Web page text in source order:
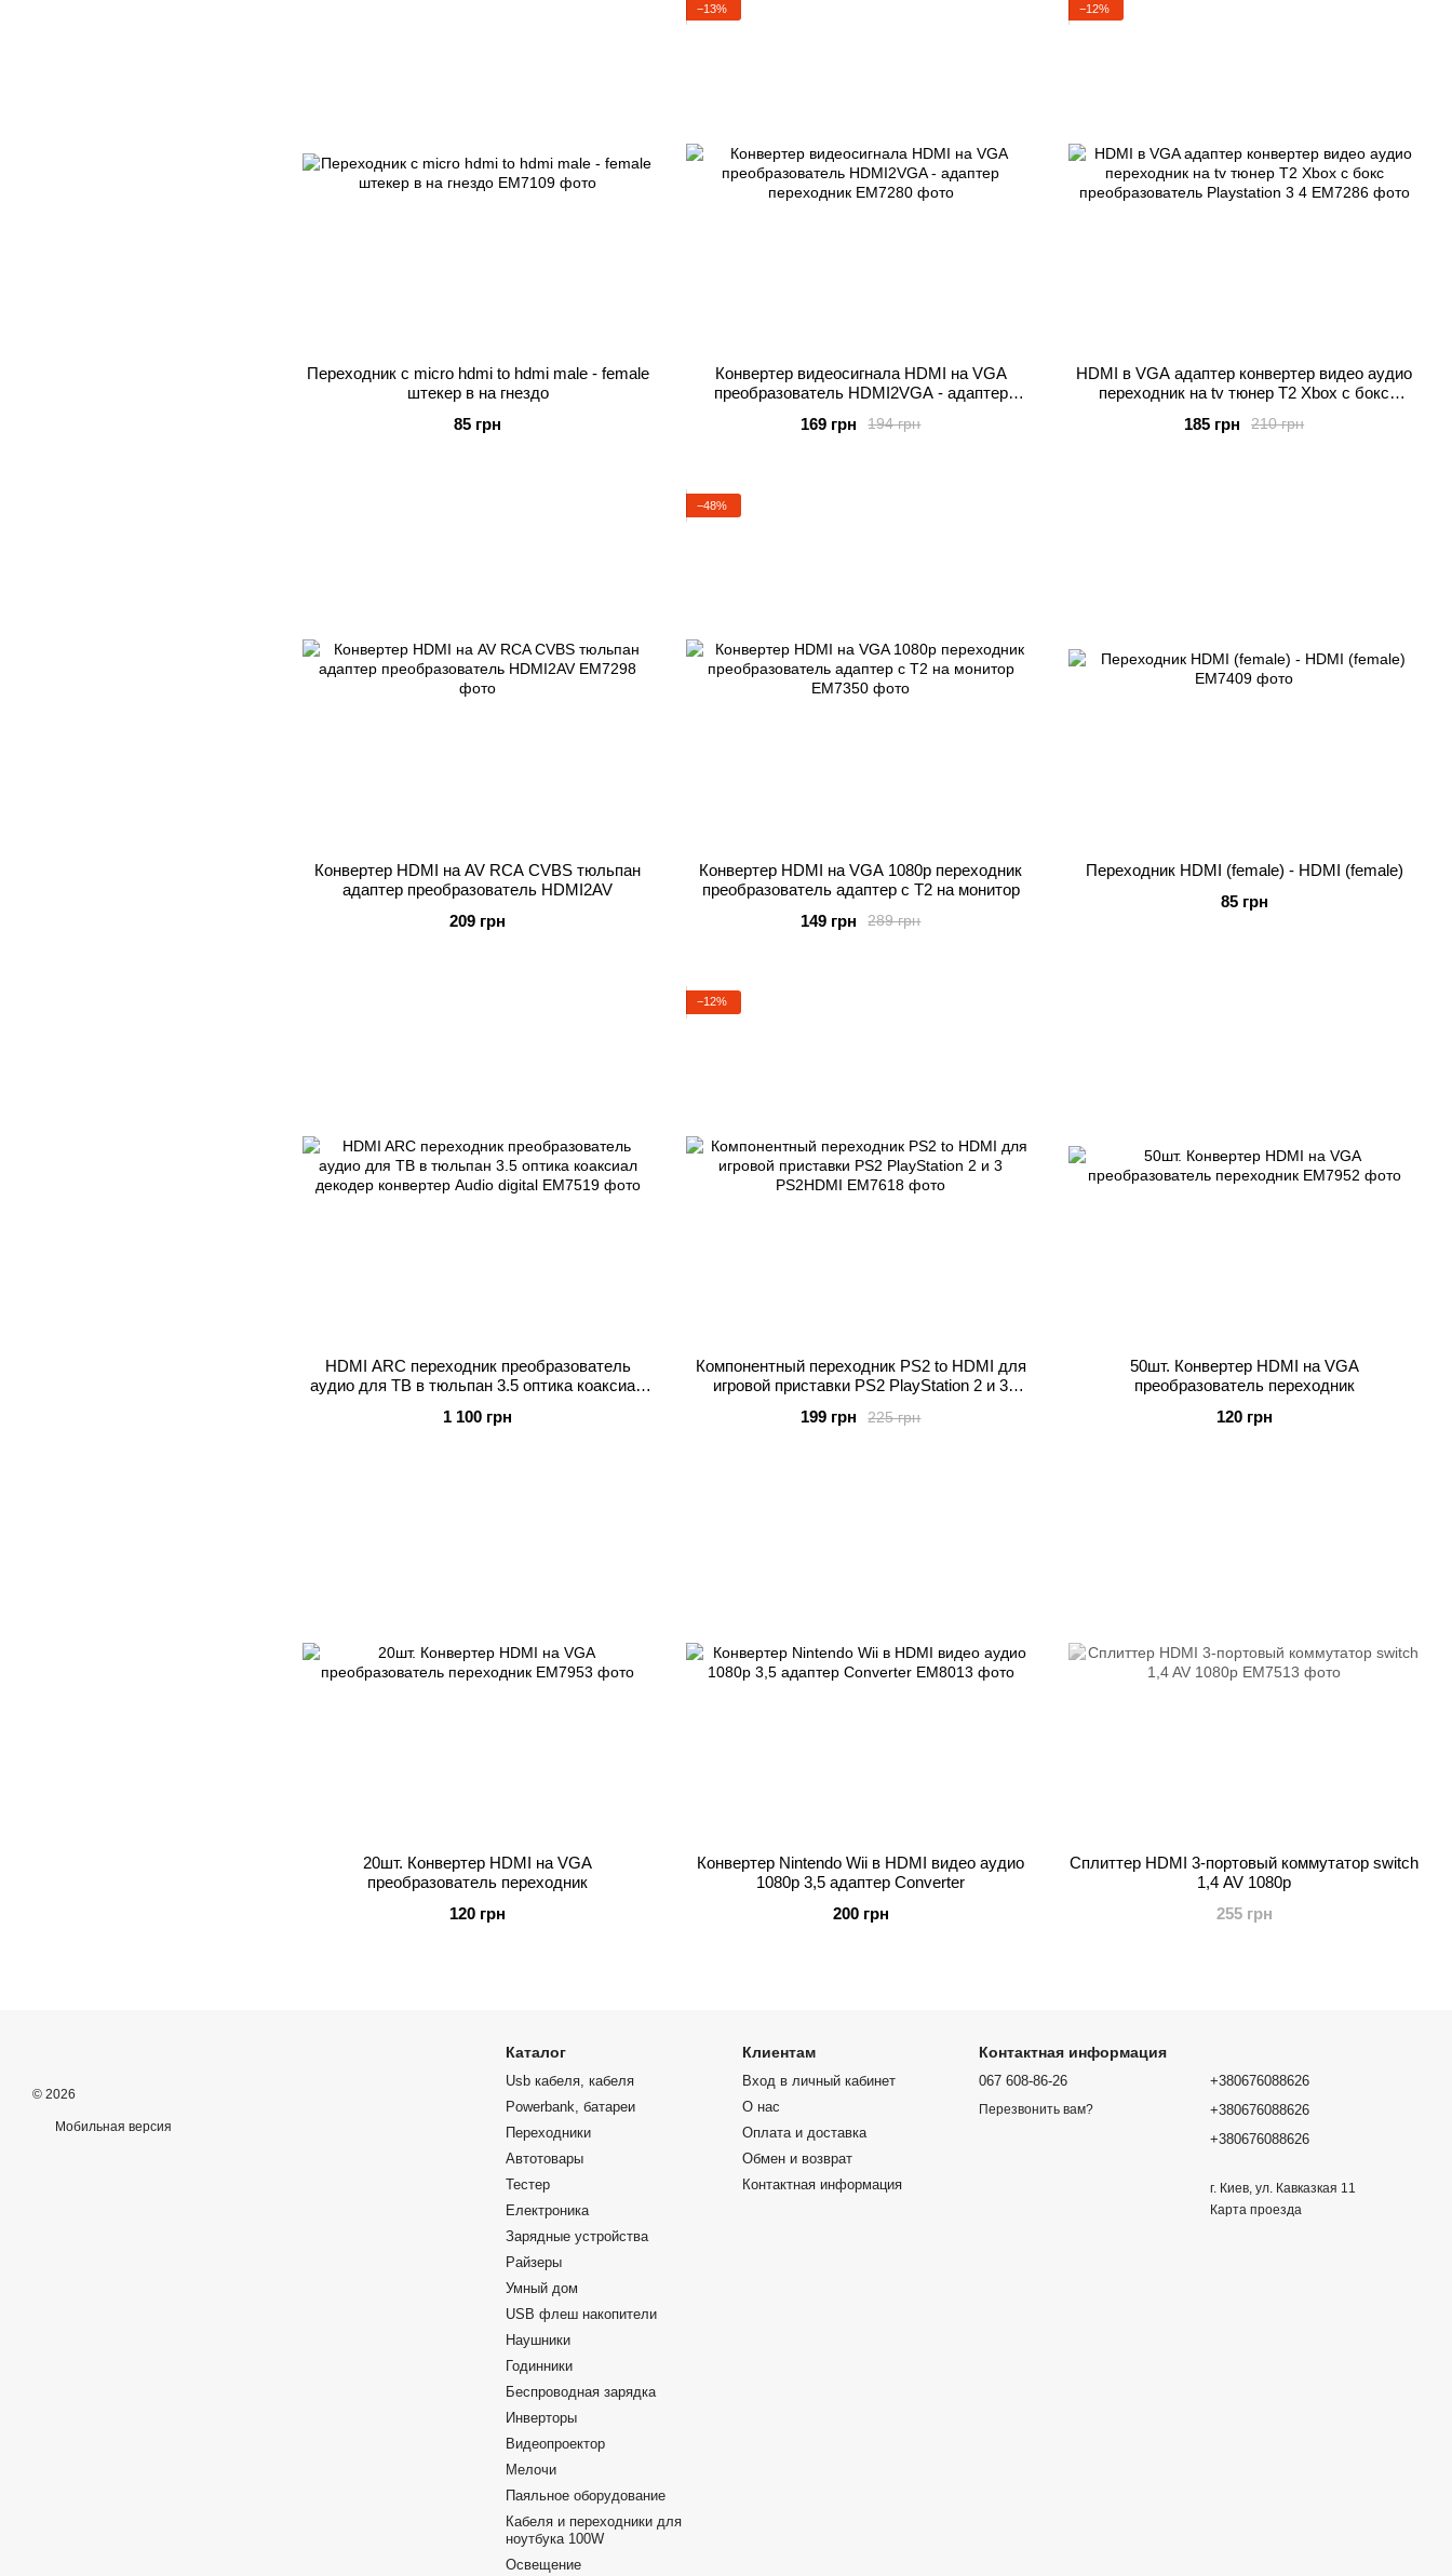
Переходник с micro hdmi to hdmi male - female
штекер в на гнездо
85 грн
−13%
Конвертер видеосигнала HDMI на VGA
преобразователь HDMI2VGA - адаптер
194 грн
169 грн
−12%
HDMI в VGA адаптер конвертер видео аудио
переходник на tv тюнер T2 Xbox с бокс
210 грн
185 грн
Конвертер HDMI на AV RCA CVBS тюльпан
адаптер преобразователь HDMI2AV
209 грн
−48%
Конвертер HDMI на VGA 1080р переходник
преобразователь адаптер с Т2 на монитор
289 грн
149 грн
Переходник HDMI (female) - HDMI (female)
85 грн
HDMI ARC переходник преобразователь
аудио для ТВ в тюльпан 3.5 оптика коаксиал
1 100 грн
−12%
Компонентный переходник PS2 to HDMI для
игровой приставки PS2 PlayStation 2 и 3
225 грн
199 грн
50шт. Конвертер HDMI на VGA
преобразователь переходник
120 грн
20шт. Конвертер HDMI на VGA
преобразователь переходник
120 грн
Конвертер Nintendo Wii в HDMI видео аудио
1080p 3,5 адаптер Converter
200 грн
Сплиттер HDMI 3-портовый коммутатор switch
1,4 AV 1080p
255 грн
© 2026
Мобильная версия
Каталог
Usb кабеля, кабеля
Powerbank, батареи
Переходники
Автотовары
Тестер
Електроника
Зарядные устройства
Райзеры
Умный дом
USB флеш накопители
Наушники
Годинники
Беспроводная зарядка
Инверторы
Видеопроектор
Мелочи
Паяльное оборудование
Кабеля и переходники для
ноутбука 100W
Освещение
Клиентам
Вход в личный кабинет
О нас
Оплата и доставка
Обмен и возврат
Контактная информация
Контактная информация
067 608-86-26
Перезвонить вам?
+380676088626
+380676088626
+380676088626
г. Киев, ул. Кавказкая 11
Карта проезда